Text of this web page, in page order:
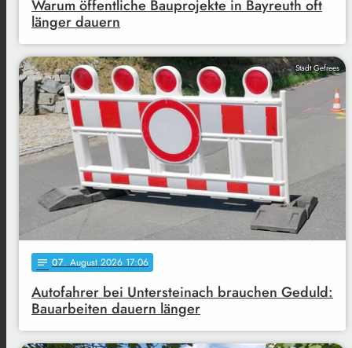
Warum öffentliche Bauprojekte in Bayreuth oft
länger dauern
Stadt Gefrees
notes 07. August 2026 17:06
Autofahrer bei Untersteinach brauchen Geduld:
Bauarbeiten dauern länger